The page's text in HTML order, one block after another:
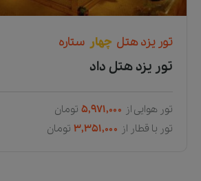
تور یزدهتل چهار ستاره
تور یزد هتل ارگ جدید
تور هوایی از ۶,۴۶۷,۰۰۰ تومان
تور با قطار از ۳,۸۴۷,۰۰۰ تومان